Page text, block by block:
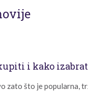
i kako
što je popularna,